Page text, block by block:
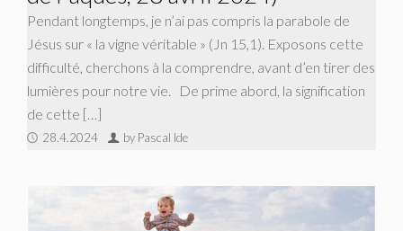
Pendant longtemps, je n’ai pas compris la parabole de
Jésus sur « la vigne véritable » (Jn 15,1). Exposons cette
difficulté, cherchons à la comprendre, avant d’en tirer des
lumières pour notre vie. De prime abord, la signification
de cette […]
28.4.2024 by Pascal Ide